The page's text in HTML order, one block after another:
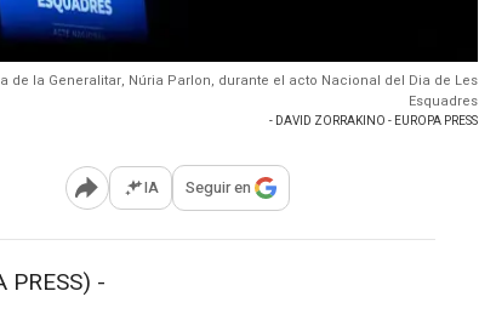
de la Generalitar, Núria Parlon, durante el acto Nacional del Dia de Les
Esquadres
- DAVID ZORRAKINO - EUROPA PRESS
Abrir opciones para compartir
IA Seguir en
PRESS) -